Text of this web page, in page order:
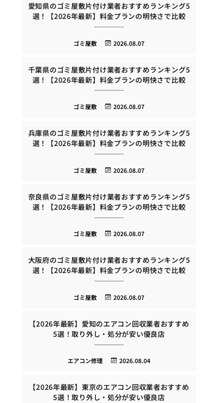
愛知県のゴミ屋敷片付け業者おすすめランキング5
選！【2026年最新】料金プランの明快さで比較
2026.08.07
ゴミ屋敷
千葉県のゴミ屋敷片付け業者おすすめランキング5
選！【2026年最新】料金プランの明快さで比較
2026.08.07
ゴミ屋敷
兵庫県のゴミ屋敷片付け業者おすすめランキング5
選！【2026年最新】料金プランの明快さで比較
2026.08.07
ゴミ屋敷
奈良県のゴミ屋敷片付け業者おすすめランキング5
選！【2026年最新】料金プランの明快さで比較
2026.08.07
ゴミ屋敷
大阪府のゴミ屋敷片付け業者おすすめランキング5
選！【2026年最新】料金プランの明快さで比較
2026.08.07
ゴミ屋敷
【2026年最新】愛知のエアコン回収業者おすすめ
5選！取り外し・処分が安い優良店
2026.08.04
エアコン修理
【2026年最新】東京のエアコン回収業者おすすめ
5選！取り外し・処分が安い優良店